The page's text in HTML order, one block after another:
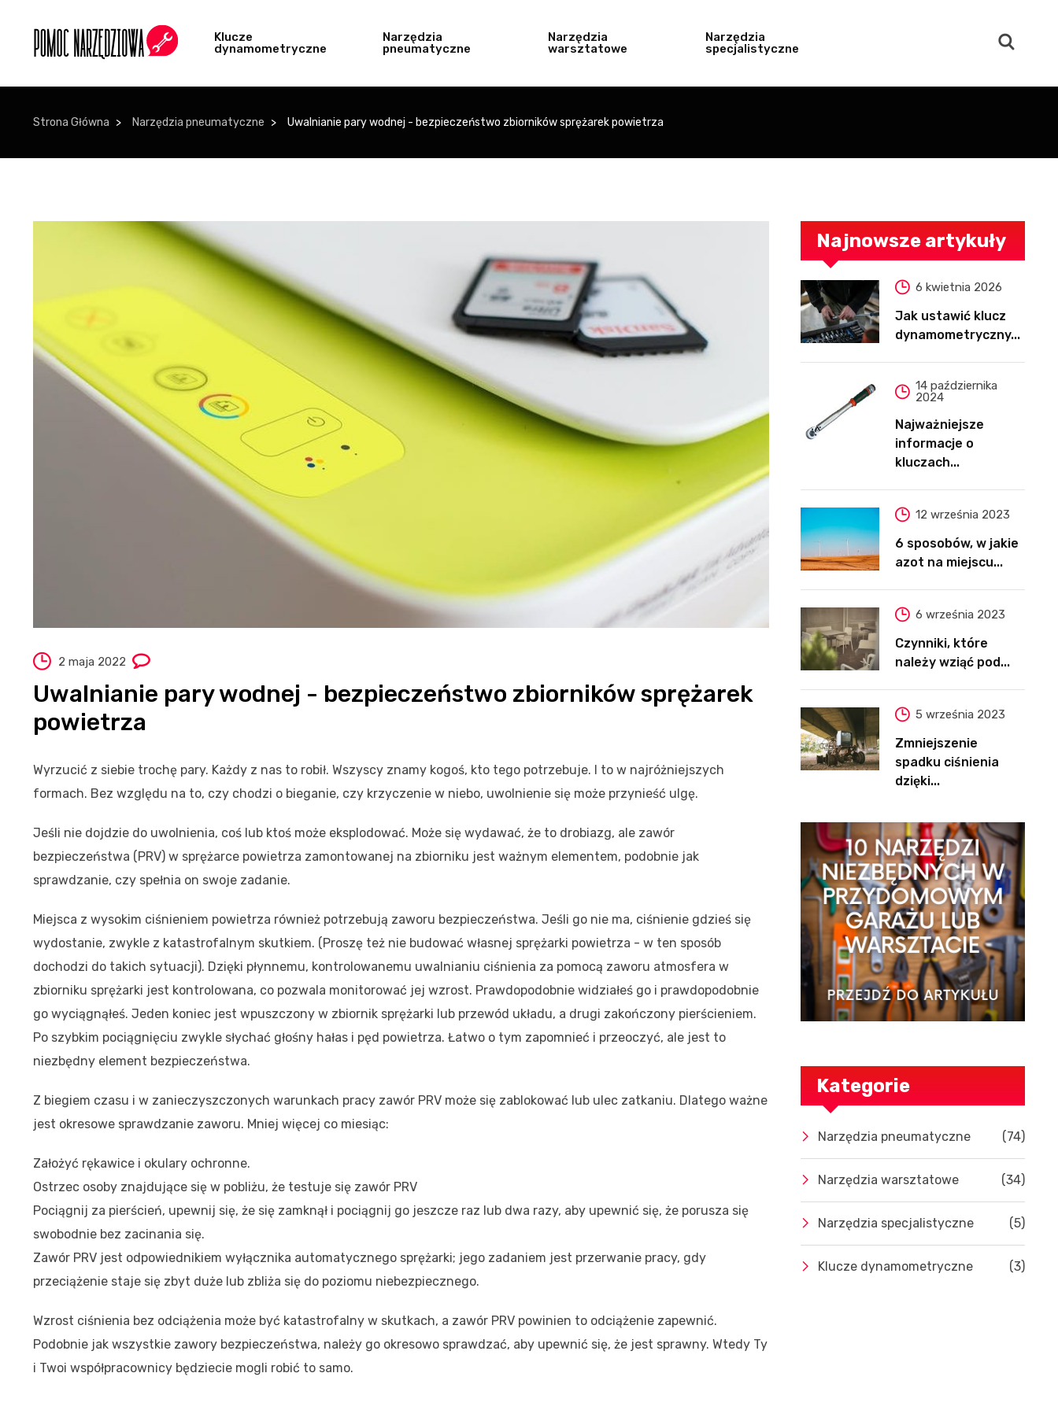
Klucze
dynamometryczne
Narzędzia
pneumatyczne
Narzędzia
warsztatowe
Narzędzia
specjalistyczne
Strona Główna Narzędzia pneumatyczne Uwalnianie pary wodnej - bezpieczeństwo zbiorników sprężarek powietrza
2 maja 2022
Uwalnianie pary wodnej - bezpieczeństwo zbiorników sprężarek
powietrza
Wyrzucić z siebie trochę pary. Każdy z nas to robił. Wszyscy znamy kogoś, kto tego potrzebuje. I to w najróżniejszych
formach. Bez względu na to, czy chodzi o bieganie, czy krzyczenie w niebo, uwolnienie się może przynieść ulgę.
Jeśli nie dojdzie do uwolnienia, coś lub ktoś może eksplodować. Może się wydawać, że to drobiazg, ale zawór
bezpieczeństwa (PRV) w sprężarce powietrza zamontowanej na zbiorniku jest ważnym elementem, podobnie jak
sprawdzanie, czy spełnia on swoje zadanie.
Miejsca z wysokim ciśnieniem powietrza również potrzebują zaworu bezpieczeństwa. Jeśli go nie ma, ciśnienie gdzieś się
wydostanie, zwykle z katastrofalnym skutkiem. (Proszę też nie budować własnej sprężarki powietrza - w ten sposób
dochodzi do takich sytuacji). Dzięki płynnemu, kontrolowanemu uwalnianiu ciśnienia za pomocą zaworu atmosfera w
zbiorniku sprężarki jest kontrolowana, co pozwala monitorować jej wzrost. Prawdopodobnie widziałeś go i prawdopodobnie
go wyciągnąłeś. Jeden koniec jest wpuszczony w zbiornik sprężarki lub przewód układu, a drugi zakończony pierścieniem.
Po szybkim pociągnięciu zwykle słychać głośny hałas i pęd powietrza. Łatwo o tym zapomnieć i przeoczyć, ale jest to
niezbędny element bezpieczeństwa.
Z biegiem czasu i w zanieczyszczonych warunkach pracy zawór PRV może się zablokować lub ulec zatkaniu. Dlatego ważne
jest okresowe sprawdzanie zaworu. Mniej więcej co miesiąc:
Założyć rękawice i okulary ochronne.
Ostrzec osoby znajdujące się w pobliżu, że testuje się zawór PRV
Pociągnij za pierścień, upewnij się, że się zamknął i pociągnij go jeszcze raz lub dwa razy, aby upewnić się, że porusza się
swobodnie bez zacinania się.
Zawór PRV jest odpowiednikiem wyłącznika automatycznego sprężarki; jego zadaniem jest przerwanie pracy, gdy
przeciążenie staje się zbyt duże lub zbliża się do poziomu niebezpiecznego.
Wzrost ciśnienia bez odciążenia może być katastrofalny w skutkach, a zawór PRV powinien to odciążenie zapewnić.
Podobnie jak wszystkie zawory bezpieczeństwa, należy go okresowo sprawdzać, aby upewnić się, że jest sprawny. Wtedy Ty
i Twoi współpracownicy będziecie mogli robić to samo.
Najnowsze artykuły
6 kwietnia 2026
Jak ustawić klucz
dynamometryczny...
14 października
2024
Najważniejsze
informacje o
kluczach...
12 września 2023
6 sposobów, w jakie
azot na miejscu...
6 września 2023
Czynniki, które
należy wziąć pod...
5 września 2023
Zmniejszenie
spadku ciśnienia
dzięki...
Kategorie
Narzędzia pneumatyczne (74)
Narzędzia warsztatowe (34)
Narzędzia specjalistyczne (5)
Klucze dynamometryczne (3)